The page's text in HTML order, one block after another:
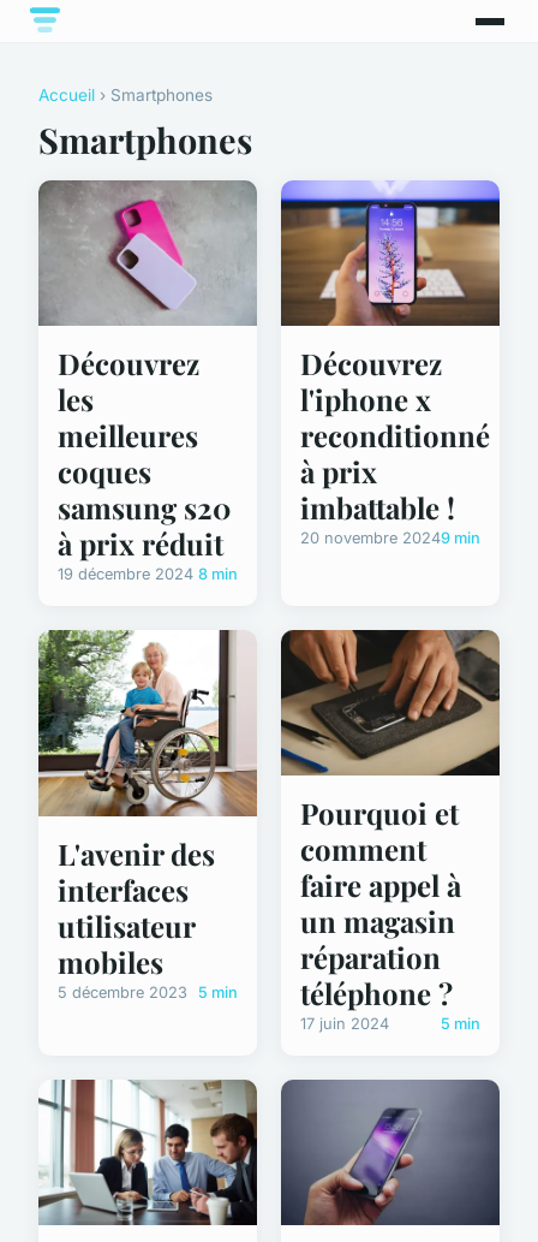
Accueil › Smartphones
Smartphones
Découvrez
les
meilleures
coques
samsung s20
à prix réduit
19 décembre 2024 8 min
Découvrez
l'iphone x
reconditionné
à prix
imbattable !
20 novembre 20249 min
L'avenir des
interfaces
utilisateur
mobiles
5 décembre 2023 5 min
Pourquoi et
comment
faire appel à
un magasin
réparation
téléphone ?
17 juin 2024 5 min